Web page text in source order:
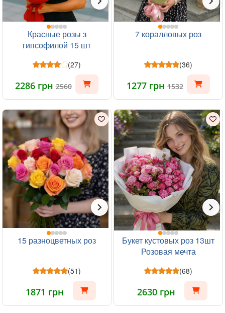
Красные розы з
гипсофилой 15 шт
(27)
2286 грн2560
7 коралловых роз
(36)
1277 грн1532
15 разноцветных роз
(51)
1871 грн
Букет кустовых роз 13шт
Розовая мечта
(68)
2630 грн